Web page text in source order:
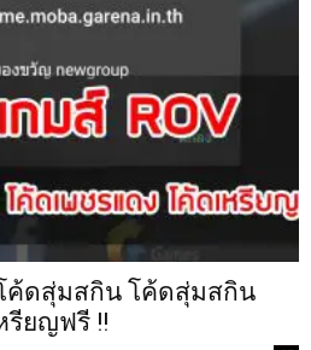
ค้ดสุ่มสกิน โค้ดสุ่มสกิน
รียญฟรี !!